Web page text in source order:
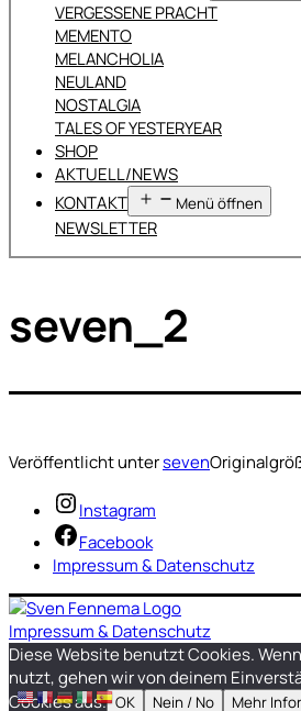
VERGESSENE PRACHT
MEMENTO
MELANCHOLIA
NEULAND
NOSTALGIA
TALES OF YESTERYEAR
SHOP
AKTUELL/NEWS
KONTAKT
Menü öffnen
NEWSLETTER
seven_2
Veröffentlicht unterseven
Instagram
Facebook
Impressum & Datenschutz
Impressum & Datenschutz
Diese Website benutzt Cookies.
nutzt, gehen wir von deinem
Cookies aus. OK Nein / No Mehr